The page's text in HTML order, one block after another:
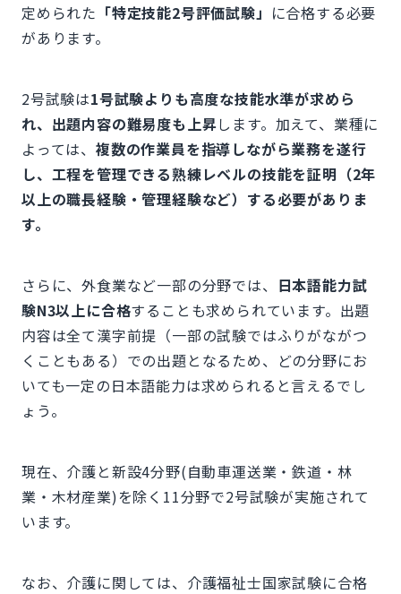
定められた 「特定技能2号評価試験」 に合格する必要
があります。
2号試験は1号試験よりも高度な技能水準が求めら
れ、出題内容の難易度も上昇します。加えて、業種に
よっては、 複数の作業員を指導しながら業務を遂行
し、工程を管理できる熟練レベルの技能を証明（2年
以上の職長経験・管理経験など）する必要がありま
す。
さらに、外食業など一部の分野では、 日本語能力試
験N3以上に合格することも求められています。出題
内容は全て漢字前提（一部の試験ではふりがながつ
くこともある）での出題となるため、どの分野にお
いても一定の日本語能力は求められると言えるでし
ょう。
現在、介護と新設4分野(自動車運送業・鉄道・林
業・木材産業)を除く11分野で2号試験が実施されて
います。
なお、介護に関しては、介護福祉士国家試験に合格